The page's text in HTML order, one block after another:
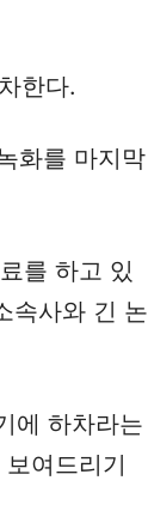
한다.
화를 마지막
를 하고 있
속사와 긴 논
에 하차라는
여드리기